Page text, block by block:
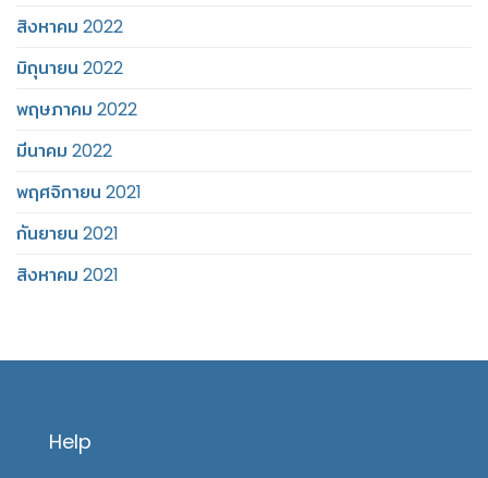
สิงหาคม 2022
มิถุนายน 2022
พฤษภาคม 2022
มีนาคม 2022
พฤศจิกายน 2021
กันยายน 2021
สิงหาคม 2021
Help